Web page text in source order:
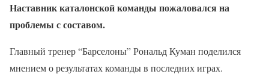
Наставник каталонской команды пожаловался на
проблемы с составом.
Главный тренер “Барселоны” Рональд Куман поделился
мнением о результатах команды в последних играх.